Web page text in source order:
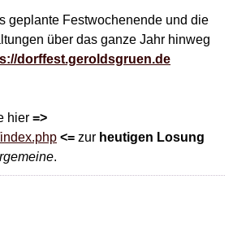
geplante Festwochenende und die
über das ganze Jahr hinweg
dorffest.geroldsgruen.de
hier =>
<= zur heutigen Losung
.